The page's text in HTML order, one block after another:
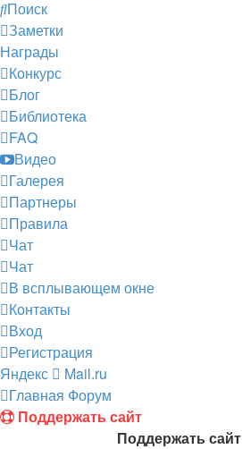
Поиск
Заметки
Награды
Конкурс
Блог
Библиотека
FAQ
Видео
Галерея
Партнеры
Правила
Чат
Чат
В всплывающем окне
Контакты
Вход
Регистрация
Яндекс
Mail.ru
Главная Форум
Поддержать сайт
Поддержать сайт